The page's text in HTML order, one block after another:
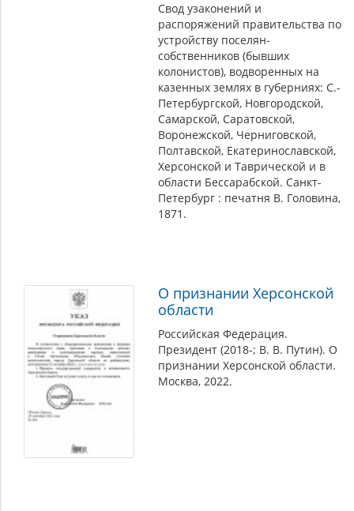
Свод узаконений и
распоряжений правительства по
устройству поселян-
собственников (бывших
колонистов), водворенных на
казенных землях в губерниях: С.-
Петербургской, Новгородской,
Самарской, Саратовской,
Воронежской, Черниговской,
Полтавской, Екатеринославской,
Херсонской и Таврической и в
области Бессарабской. Санкт-
Петербург : печатня В. Головина,
1871.
О признании Херсонской
области
Российская Федерация.
Президент (2018-; В. В. Путин). О
признании Херсонской области.
Москва, 2022.